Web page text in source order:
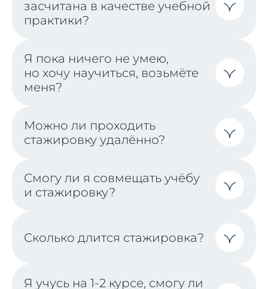
засчитана в качестве учебной
практики?
Я пока ничего не умею,
но хочу научиться, возьмёте
меня?
Можно ли проходить
стажировку удалённо?
Смогу ли я совмещать учёбу
и стажировку?
Сколько длится стажировка?
Я учусь на 1-2 курсе, смогу ли